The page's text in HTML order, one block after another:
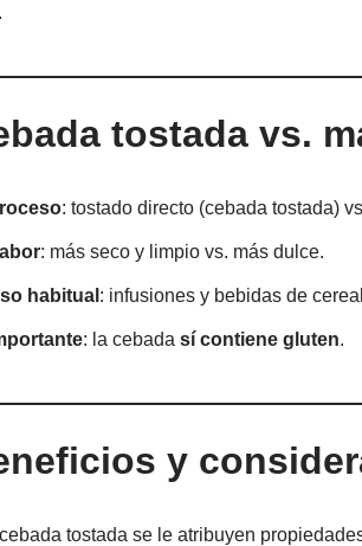
tostada vs.
: tostado directo (cebada tostada)
: más seco y limpio vs. más dulce.
habitual : infusiones y bebidas de
: la cebada sí contiene gluten.
y
tostada se le atribuyen